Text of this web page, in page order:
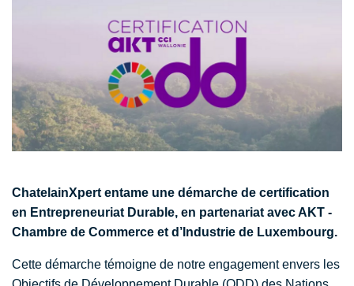
ChatelainXpert entame une démarche de certification
en Entrepreneuriat Durable, en partenariat avec AKT -
Chambre de Commerce et d’Industrie de Luxembourg.
Cette démarche témoigne de notre engagement envers les